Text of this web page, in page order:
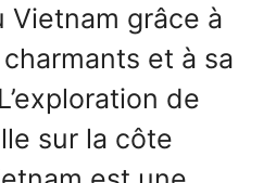
Vietnam grâce à
et à sa
de
sur la côte